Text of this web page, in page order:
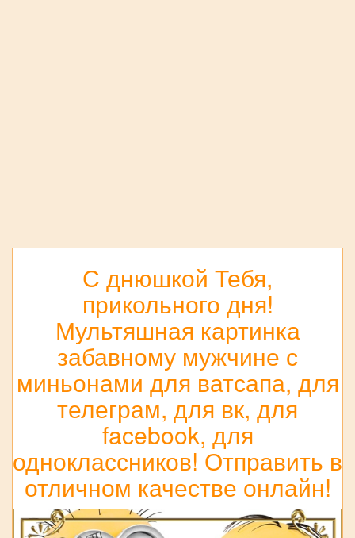
С днюшкой Тебя,
прикольного дня!
Мультяшная картинка
забавному мужчине с
миньонами для ватсапа, для
телеграм, для вк, для
facebook, для
одноклассников! Отправить в
отличном качестве онлайн!